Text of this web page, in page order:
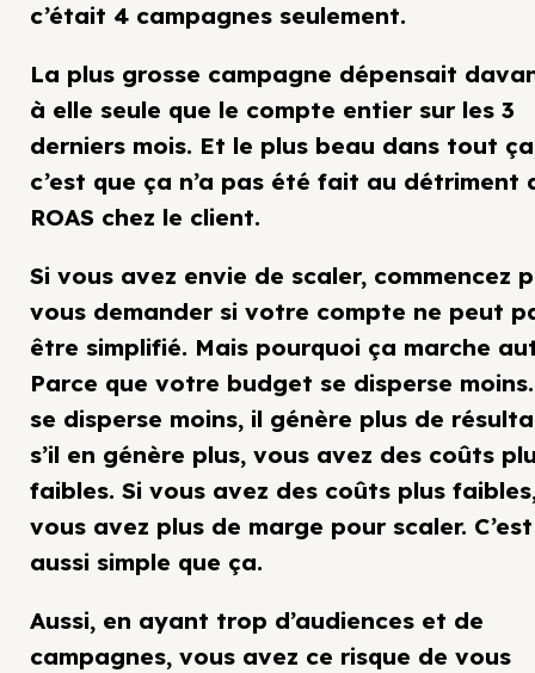
c’était 4 campagnes seulement.
La plus grosse campagne dépensait
à elle seule que le compte entier sur les 3
derniers mois. Et le plus beau dans tout
c’est que ça n’a pas été fait au détriment
ROAS chez le client.
Si vous avez envie de scaler, commencez
vous demander si votre compte ne peut
être simplifié. Mais pourquoi ça marche
Parce que votre budget se disperse moins.
se disperse moins, il génère plus de
s’il en génère plus, vous avez des coûts
faibles. Si vous avez des coûts plus
vous avez plus de marge pour scaler. C’est
aussi simple que ça.
Aussi, en ayant trop d’audiences et de
campagnes, vous avez ce risque de vous